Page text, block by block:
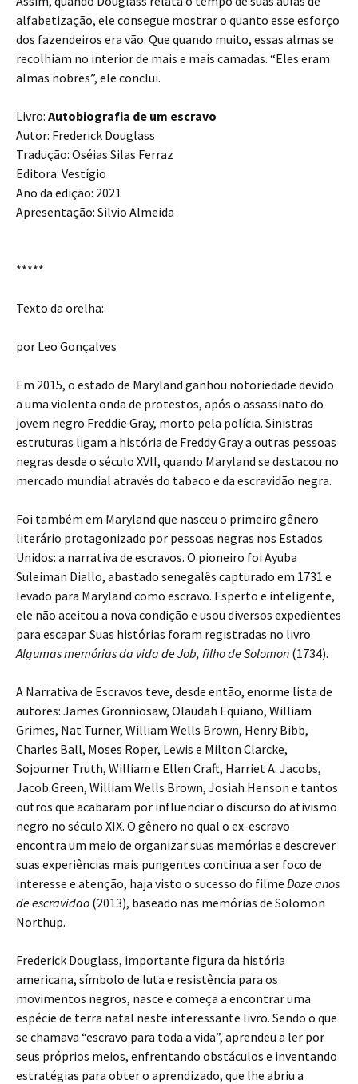
alfabetização, ele consegue mostrar o quanto esse esforço
dos fazendeiros era vão. Que quando muito, essas almas se
recolhiam no interior de mais e mais camadas. “Eles eram
almas nobres”, ele conclui.
Livro: Autobiografia de um escravo
Autor: Frederick Douglass
Tradução: Oséias Silas Ferraz
Editora: Vestígio
Ano da edição: 2021
Apresentação: Silvio Almeida
*****
Texto da orelha:
por Leo Gonçalves
Em 2015, o estado de Maryland ganhou notoriedade devido
a uma violenta onda de protestos, após o assassinato do
jovem negro Freddie Gray, morto pela polícia. Sinistras
estruturas ligam a história de Freddy Gray a outras pessoas
negras desde o século XVII, quando Maryland se destacou no
mercado mundial através do tabaco e da escravidão negra.
Foi também em Maryland que nasceu o primeiro gênero
literário protagonizado por pessoas negras nos Estados
Unidos: a narrativa de escravos. O pioneiro foi Ayuba
Suleiman Diallo, abastado senegalês capturado em 1731 e
levado para Maryland como escravo. Esperto e inteligente,
ele não aceitou a nova condição e usou diversos expedientes
para escapar. Suas histórias foram registradas no livro
Algumas memórias da vida de Job, filho de Solomon (1734).
A Narrativa de Escravos teve, desde então, enorme lista de
autores: James Gronniosaw, Olaudah Equiano, William
Grimes, Nat Turner, William Wells Brown, Henry Bibb,
Charles Ball, Moses Roper, Lewis e Milton Clarcke,
Sojourner Truth, William e Ellen Craft, Harriet A. Jacobs,
Jacob Green, William Wells Brown, Josiah Henson e tantos
outros que acabaram por influenciar o discurso do ativismo
negro no século XIX. O gênero no qual o ex-escravo
encontra um meio de organizar suas memórias e descrever
suas experiências mais pungentes continua a ser foco de
interesse e atenção, haja visto o sucesso do filme Doze anos
de escravidão (2013), baseado nas memórias de Solomon
Northup.
Frederick Douglass, importante figura da história
americana, símbolo de luta e resistência para os
movimentos negros, nasce e começa a encontrar uma
espécie de terra natal neste interessante livro. Sendo o que
se chamava “escravo para toda a vida”, aprendeu a ler por
seus próprios meios, enfrentando obstáculos e inventando
estratégias para obter o aprendizado, que lhe abriu a